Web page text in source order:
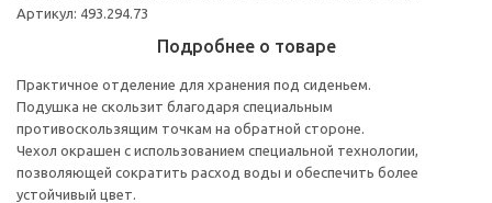
Артикул: 493.294.73
Подробнее о товаре
Практичное отделение для хранения под сиденьем.
Подушка не скользит благодаря специальным
противоскользящим точкам на обратной стороне.
Чехол окрашен с использованием специальной технологии,
позволяющей сократить расход воды и обеспечить более
устойчивый цвет.